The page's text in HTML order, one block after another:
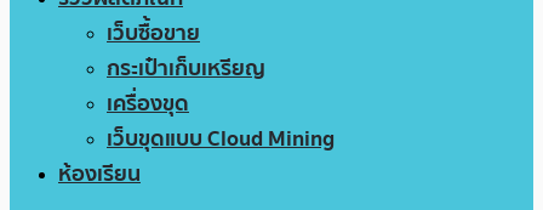
เว็บซื้อขาย
กระเป๋าเก็บเหรียญ
เครื่องขุด
เว็บขุดแบบ Cloud Mining
ห้องเรียน